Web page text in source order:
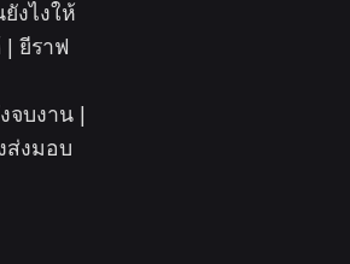
งไงให้
| ยีราฟ
บงาน |
ส่งมอบ